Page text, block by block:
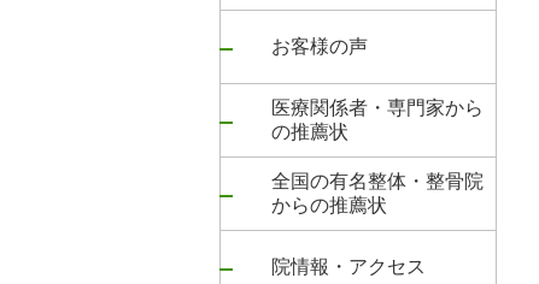
お客様の声
医療関係者・専門家から
の推薦状
全国の有名整体・整骨院
からの推薦状
院情報・アクセス